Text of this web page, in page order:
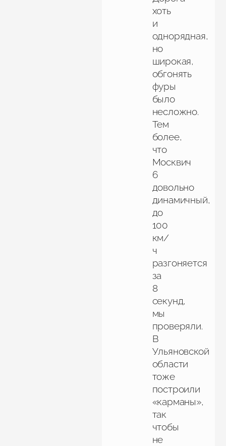
хоть
и
однорядная,
но
широкая,
обгонять
фуры
было
несложно.
Тем
более,
что
Москвич
6
довольно
динамичный,
до
100
км/
ч
разгоняется
за
8
секунд,
мы
проверяли.
В
Ульяновской
области
тоже
построили
«карманы»,
так
чтобы
не